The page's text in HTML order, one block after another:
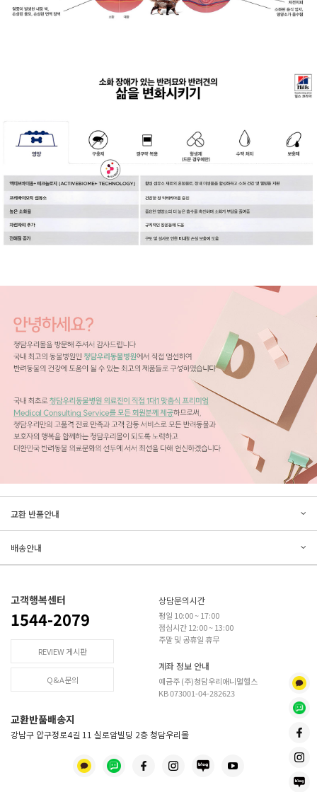
교환 반품안내
배송안내
고객행복센터
1544-2079
REVIEW 게시판
Q&A문의
상담문의시간
평일 10:00 ~ 17:00
점심시간 12:00 ~ 13:00
주말 및 공휴일 휴무
계좌 정보 안내
예금주 (주)청담우리애니멀헬스
KB 073001-04-282623
교환반품배송지
강남구 압구정로4길 11 실로암빌딩 2층 청담우리몰